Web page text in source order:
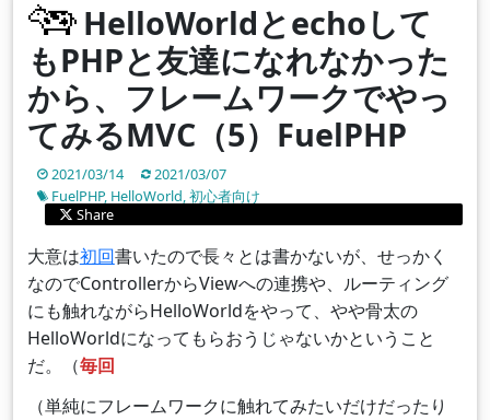
HelloWorldとechoして
もPHPと友達になれなかった
から、フレームワークでやっ
てみるMVC（5）FuelPHP
2021/03/14
2021/03/07
FuelPHP, HelloWorld ,初心者向け
Share
大意は初回書いたので長々とは書かないが、せっかく
なのでControllerからViewへの連携や、ルーティング
にも触れながらHelloWorldをやって、やや骨太の
HelloWorldになってもらおうじゃないかということ
だ。（毎回
（単純にフレームワークに触れてみたいだけだったり